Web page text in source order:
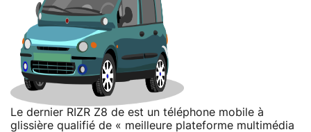
Le dernier RIZR Z8 de est un téléphone mobile à
glissière qualifié de « meilleure plateforme multimédia